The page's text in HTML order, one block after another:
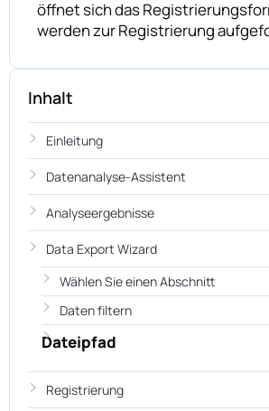
öffnet sich das
werden zur Registrierung
Inhalt
Einleitung
Datenanalyse-Assistent
Analyseergebnisse
Data Export Wizard
Wählen Sie einen Abschnitt
Daten filtern
Dateipfad
Registrierung